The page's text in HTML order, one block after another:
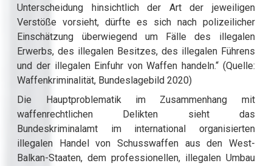
Unterscheidung hinsichtlich der Art der jeweiligen
Verstöße vorsieht, dürfte es sich nach polizeilicher
Einschätzung überwiegend um Fälle des illegalen
Erwerbs, des illegalen Besitzes, des illegalen Führens
und der illegalen Einfuhr von Waffen handeln.“ (Quelle:
Waffenkriminalität, Bundeslagebild 2020)
Die Hauptproblematik im Zusammenhang mit
waffenrechtlichen Delikten sieht das
Bundeskriminalamt im international organisierten
illegalen Handel von Schusswaffen aus den West-
Balkan-Staaten, dem professionellen, illegalen Umbau